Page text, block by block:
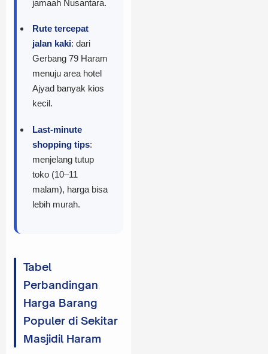
jamaah Nusantara.
Rute tercepat
jalan kaki: dari
Gerbang 79 Haram
menuju area hotel
Ajyad banyak kios
kecil.
Last-minute
shopping tips:
menjelang tutup
toko (10–11
malam), harga bisa
lebih murah.
Tabel
Perbandingan
Harga Barang
Populer di Sekitar
Masjidil Haram